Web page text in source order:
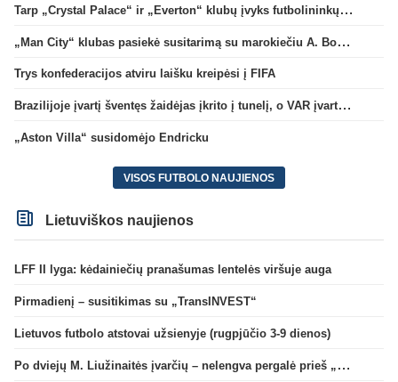
Tarp „Crystal Palace“ ir „Everton“ klubų įvyks futbolininkų mainai
„Man City“ klubas pasiekė susitarimą su marokiečiu A. Bouaddi
Trys konfederacijos atviru laišku kreipėsi į FIFA
Brazilijoje įvartį šventęs žaidėjas įkrito į tunelį, o VAR įvartį atšaukė
„Aston Villa“ susidomėjo Endricku
VISOS FUTBOLO NAUJIENOS
Lietuviškos naujienos
LFF II lyga: kėdainiečių pranašumas lentelės viršuje auga
Pirmadienį – susitikimas su „TransINVEST“
Lietuvos futbolo atstovai užsienyje (rugpjūčio 3-9 dienos)
Po dviejų M. Liužinaitės įvarčių – nelengva pergalė prieš „Bangą“